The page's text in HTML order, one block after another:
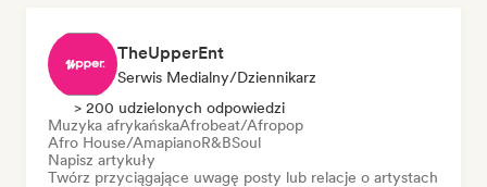
TheUpperEnt
Serwis Medialny/Dziennikarz
> 200 udzielonych odpowiedzi
Muzyka afrykańskaAfrobeat/Afropop
Afro House/AmapianoR&BSoul
Napisz artykuły
Twórz przyciągające uwagę posty lub relacje o artystach